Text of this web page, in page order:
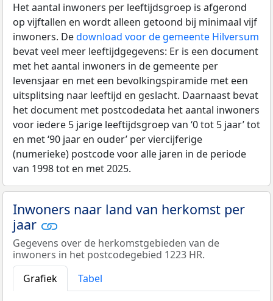
Het aantal inwoners per leeftijdsgroep is afgerond
op vijftallen en wordt alleen getoond bij minimaal vijf
inwoners. Dedownload voor de gemeente Hilversum
bevat veel meer leeftijdgegevens: Er is een document
met het aantal inwoners in de gemeente per
levensjaar en met een bevolkingspiramide met een
uitsplitsing naar leeftijd en geslacht. Daarnaast bevat
het document met postcodedata het aantal inwoners
voor iedere 5 jarige leeftijdsgroep van ‘0 tot 5 jaar’ tot
en met ‘90 jaar en ouder’ per viercijferige
(numerieke) postcode voor alle jaren in de periode
van 1998 tot en met 2025.
Inwoners naar land van herkomst per
jaar
Gegevens over de herkomstgebieden van de
inwoners in het postcodegebied 1223 HR.
Grafiek
Tabel